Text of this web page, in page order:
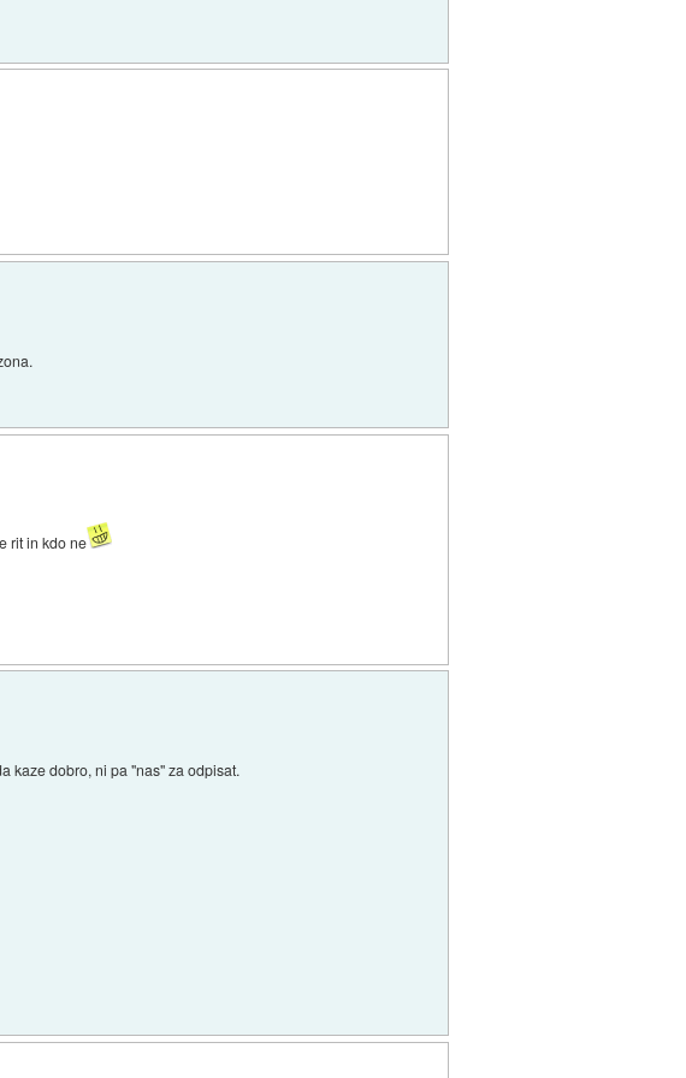
rit in kdo ne
kaze dobro, ni pa "nas" za odpisat.